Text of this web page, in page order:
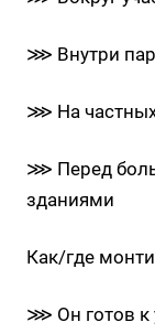
⋙ Внутри
⋙ На частных
⋙ Перед
зданиями
Как/где
⋙ Он готов к